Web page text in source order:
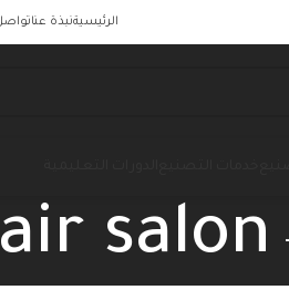
الرئيسيةنبذة عنا
salon